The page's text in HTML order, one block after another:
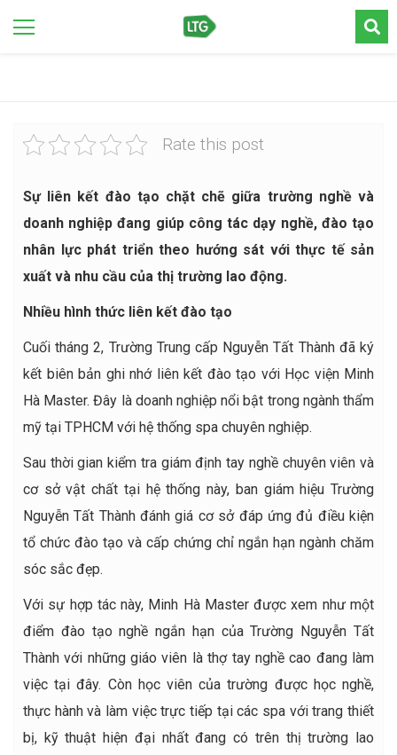
Rate this post
Sự liên kết đào tạo chặt chẽ giữa trường nghề và
doanh nghiệp đang giúp công tác dạy nghề, đào tạo
nhân lực phát triển theo hướng sát với thực tế sản
xuất và nhu cầu của thị trường lao động.
Nhiều hình thức liên kết đào tạo
Cuối tháng 2, Trường Trung cấp Nguyễn Tất Thành đã ký
kết biên bản ghi nhớ liên kết đào tạo với Học viện Minh
Hà Master. Đây là doanh nghiệp nổi bật trong ngành thẩm
mỹ tại TPHCM với hệ thống spa chuyên nghiệp.
Sau thời gian kiểm tra giám định tay nghề chuyên viên và
cơ sở vật chất tại hệ thống này, ban giám hiệu Trường
Nguyễn Tất Thành đánh giá cơ sở đáp ứng đủ điều kiện
tổ chức đào tạo và cấp chứng chỉ ngắn hạn ngành chăm
sóc sắc đẹp.
Với sự hợp tác này, Minh Hà Master được xem như một
điểm đào tạo nghề ngắn hạn của Trường Nguyễn Tất
Thành với những giáo viên là thợ tay nghề cao đang làm
việc tại đây. Còn học viên của trường được học nghề,
thực hành và làm việc trực tiếp tại các spa với trang thiết
bị, kỹ thuật hiện đại nhất đang có trên thị trường lao